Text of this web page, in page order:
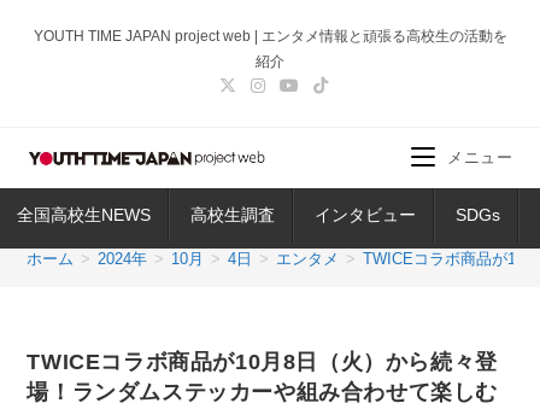
ス
ッ
YOUTH TIME JAPAN project web | エンタメ情報と頑張る高校生の活動を
紹介
全国高校生NEWS 高校生調査 インタビュー SDGs
メニュー
ホーム > 2024年 > 10月 > 4日 > エンタメ > TWICEコラボ商品が10
TWICEコラボ商品が10月8日（火）から続々登
場！ランダムステッカーや組み合わせて楽しむ